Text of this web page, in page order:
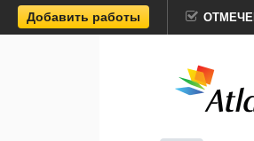
Добавить работы